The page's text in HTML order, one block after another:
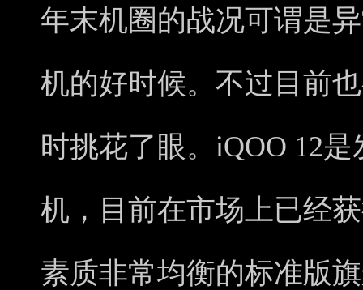
年末机圈的战况可谓是
机的好时候。不过目前
时挑花了眼。iQOO 12
机，目前在市场上已经
素质非常均衡的标准版